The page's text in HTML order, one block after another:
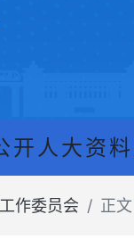
开 人大资料
作委员会 正文